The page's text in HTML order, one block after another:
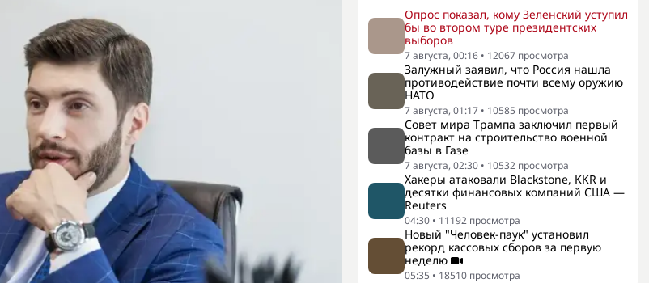
Опрос показал, кому Зеленский уступил
бы во втором туре президентских
выборов
7 августа, 00:16 • 12067 просмотра
Залужный заявил, что Россия нашла
противодействие почти всему оружию
НАТО
7 августа, 01:17 • 10585 просмотра
Совет мира Трампа заключил первый
контракт на строительство военной
базы в Газе
7 августа, 02:30 • 10532 просмотра
Хакеры атаковали Blackstone, KKR и
десятки финансовых компаний США —
Reuters
04:30 • 11192 просмотра
Новый "Человек-паук" установил
рекорд кассовых сборов за первую
неделю
05:35 • 18510 просмотра